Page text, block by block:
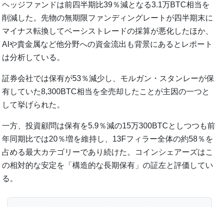
ヘッジファンドは前四半期比39％減となる3.1万BTC相当を
削減した。先物の無期限ファンディングレートが四半期末に
マイナス転換してベーシストレードの採算が悪化したほか、
AIや貴金属など他分野への資金流出も背景にあるとレポート
は分析している。
証券会社では保有が53％減少し、モルガン・スタンレーが保
有していた8,300BTC相当を全売却したことが主因の一つと
して挙げられた。
一方、投資顧問は保有を5.9％減の15万300BTCとしつつも前
年同期比では20％増を維持し、13Fフィラー全体の約58％を
占める最大カテゴリーであり続けた。コインシェアーズはこ
の相対的な安定を「構造的な長期保有」の証左と評価してい
る。